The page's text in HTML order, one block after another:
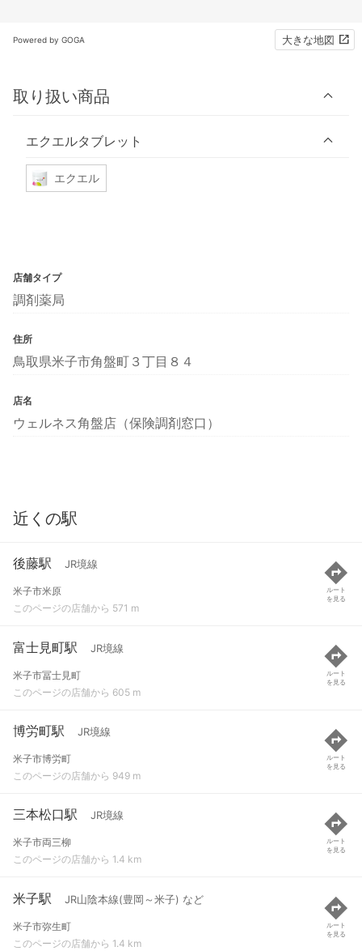
Powered by GOGA 大きな地図
取り扱い商品
エクエルタブレット
エクエル
店舗タイプ
調剤薬局
住所
鳥取県米子市角盤町３丁目８４
店名
ウェルネス角盤店（保険調剤窓口）
近くの駅
後藤駅 JR境線
米子市米原
このページの店舗から 571 m
ルート
を見る
富士見町駅 JR境線
米子市冨士見町
このページの店舗から 605 m
ルート
を見る
博労町駅 JR境線
米子市博労町
このページの店舗から 949 m
ルート
を見る
三本松口駅 JR境線
米子市両三柳
このページの店舗から 1.4 km
ルート
を見る
米子駅 JR山陰本線(豊岡～米子) など
米子市弥生町
このページの店舗から 1.4 km
ルート
を見る